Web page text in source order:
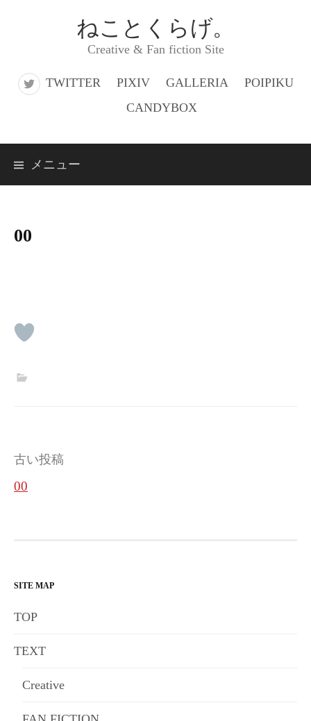
ス
ねことくらげ。
Creative & Fan fiction Site
TWITTER PIXIV GALLERIA
POIPIKU
CANDYBOX
メニュー
00
投
稿
ー
シ
ン
古い投稿
00
SITE MAP
TOP
TEXT
Creative